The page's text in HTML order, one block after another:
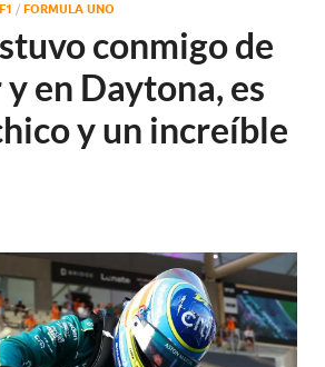
/ FORMULA UNO
conmigo de
en Daytona, es
y un increíble